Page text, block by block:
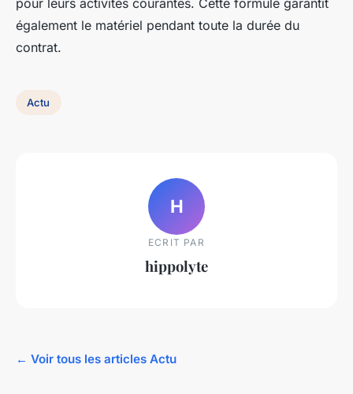
également le matériel pendant toute la durée du
contrat.
Actu
H
ECRIT PAR
hippolyte
← Voir tous les articles Actu